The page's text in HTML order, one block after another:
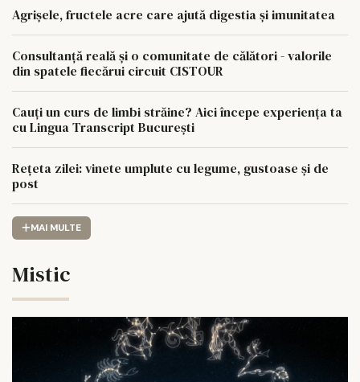
Agrișele, fructele acre care ajută digestia și imunitatea
Consultanță reală și o comunitate de călători - valorile
din spatele fiecărui circuit CISTOUR
Cauți un curs de limbi străine? Aici începe experiența ta
cu Lingua Transcript București
Rețeta zilei: vinete umplute cu legume, gustoase și de
post
MAI MULTE
Mistic